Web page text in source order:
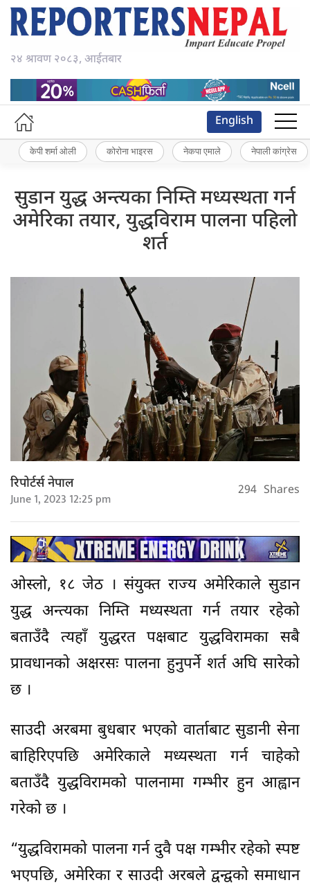
२४ श्रावण २०८३, आईतबार
English
केपी शर्मा ओली कोरोना भाइरस नेकपा एमाले नेपाली कांग्रेस
सुडान युद्ध अन्त्यका निम्ति मध्यस्थता गर्न
अमेरिका तयार, युद्धविराम पालना पहिलो
शर्त
रिपोर्टर्स नेपाल
June 1, 2023 12:25 pm 294 Shares
ओस्लो, १८ जेठ । संयुक्त राज्य अमेरिकाले सुडान
युद्ध अन्त्यका निम्ति मध्यस्थता गर्न तयार रहेको
बताउँदै त्यहाँ युद्धरत पक्षबाट युद्धविरामका सबै
प्रावधानको अक्षरसः पालना हुनुपर्ने शर्त अघि सारेको
छ ।
साउदी अरबमा बुधबार भएको वार्ताबाट सुडानी सेना
बाहिरिएपछि अमेरिकाले मध्यस्थता गर्न चाहेको
बताउँदै युद्धविरामको पालनामा गम्भीर हुन आह्वान
गरेको छ ।
“युद्धविरामको पालना गर्न दुवै पक्ष गम्भीर रहेको स्पष्ट
भएपछि, अमेरिका र साउदी अरबले द्वन्द्वको समाधान